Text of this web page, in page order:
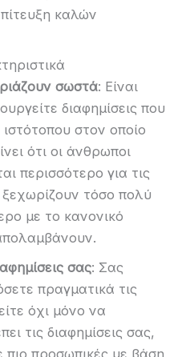
καλών
σωστά: Είναι
διαφημίσεις που
στον οποίο
ότι οι άνθρωποι
περισσότερο για τις
ξεχωρίζουν τόσο πολύ
με το κανονικό
σας: Σας
πραγματικά τις
όχι μόνο να
τις διαφημίσεις σας,
πιο προσωπικές με βάση